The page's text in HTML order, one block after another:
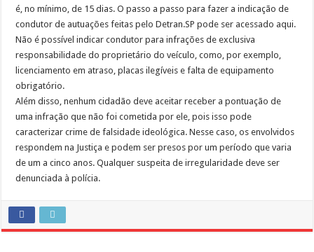
é, no mínimo, de 15 dias. O passo a passo para fazer a indicação de
condutor de autuações feitas pelo Detran.SP pode ser acessado aqui.
Não é possível indicar condutor para infrações de exclusiva
responsabilidade do proprietário do veículo, como, por exemplo,
licenciamento em atraso, placas ilegíveis e falta de equipamento
obrigatório.
Além disso, nenhum cidadão deve aceitar receber a pontuação de
uma infração que não foi cometida por ele, pois isso pode
caracterizar crime de falsidade ideológica. Nesse caso, os envolvidos
respondem na Justiça e podem ser presos por um período que varia
de um a cinco anos. Qualquer suspeita de irregularidade deve ser
denunciada à polícia.